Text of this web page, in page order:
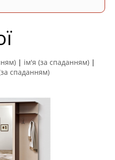
| ім'я (за спаданням) |
спаданням)